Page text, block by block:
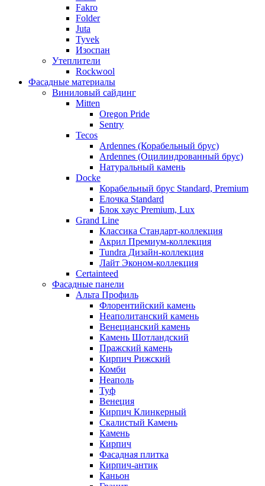
Fakro
Folder
Juta
Tyvek
Изоспан
Утеплители
Rockwool
Фасадные материалы
Виниловый сайдинг
Mitten
Oregon Pride
Sentry
Tecos
Ardennes (Корабельный брус)
Ardennes (Оцилиндрованный брус)
Натуральный камень
Docke
Корабельный брус Standard, Premium
Елочка Standard
Блок хаус Premium, Lux
Grand Line
Классика Стандарт-коллекция
Акрил Премиум-коллекция
Tundra Дизайн-коллекция
Лайт Эконом-коллекция
Certainteed
Фасадные панели
Альта Профиль
Флорентийский камень
Неаполитанский камень
Венецианский камень
Камень Шотландский
Пражский камень
Кирпич Рижский
Комби
Неаполь
Туф
Венеция
Кирпич Клинкерный
Скалистый Камень
Камень
Кирпич
Фасадная плитка
Кирпич-антик
Каньон